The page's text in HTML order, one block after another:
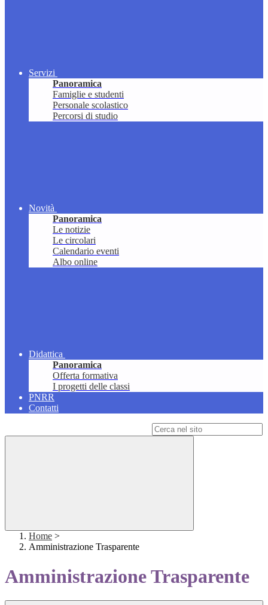
Servizi
Panoramica
Famiglie e studenti
Personale scolastico
Percorsi di studio
Novità
Panoramica
Le notizie
Le circolari
Calendario eventi
Albo online
Didattica
Panoramica
Offerta formativa
I progetti delle classi
PNRR
Contatti
Home >
Amministrazione Trasparente
Amministrazione Trasparente